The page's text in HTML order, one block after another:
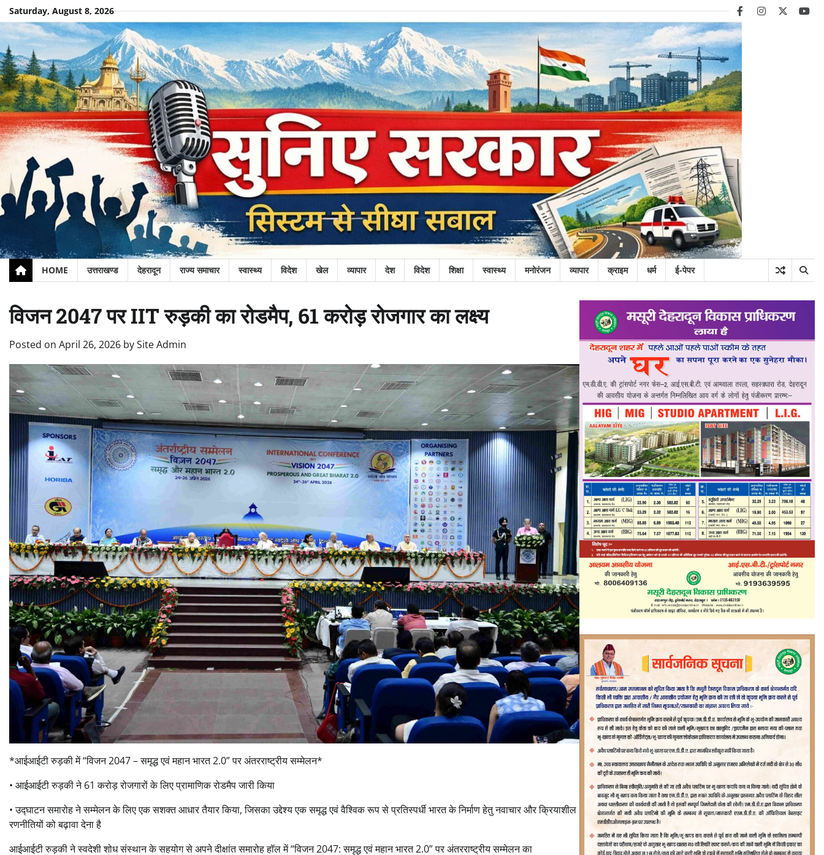
Skip
to
content
Saturday, August 8, 2026 facebookinstagram
twitter
HOME उत्तराखण्ड देहरादून राज्य समाचार स्वास्थ्य विदेश खेल व्यापार देश विदेश शिक्षा स्वास्थ्य मनोरंजन व्यापार क्राइम धर्म ई-पेपर
विजन 2047 पर IIT रुड़की का रोडमैप, 61 करोड़ रोजगार का लक्ष्य
Posted on April 26, 2026 bySite Admin
*आईआईटी रुड़की में “विजन 2047 – समृद्ध एवं महान भारत 2.0” पर अंतरराष्ट्रीय सम्मेलन*
• आईआईटी रुड़की ने 61 करोड़ रोजगारों के लिए प्रामाणिक रोडमैप जारी किया
• उद्घाटन समारोह ने सम्मेलन के लिए एक सशक्त आधार तैयार किया, जिसका उद्देश्य एक समृद्ध एवं वैश्विक रूप से प्रतिस्पर्धी भारत के निर्माण हेतु नवाचार और क्रियाशील
रणनीतियों को बढ़ावा देना है
आईआईटी रुड़की ने स्वदेशी शोध संस्थान के सहयोग से अपने दीक्षांत समारोह हॉल में “विजन 2047: समृद्ध एवं महान भारत 2.0” पर अंतरराष्ट्रीय सम्मेलन का